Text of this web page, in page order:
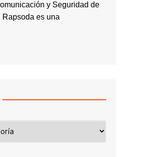
y Seguridad de
Rapsoda es una